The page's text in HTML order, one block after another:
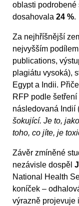
oblasti podrobené
dosahovala 24 %.
Za nejhříšnější
nejvyšším
publications,
plagiátu vysoká),
Egypt a Indii.
RFP podle
následovaná Indií
šokující. Je to,
toho, co jíte, je
Závěr zmíněné
nezávisle dospěl
National Health
koníček –
výrazně projevuje